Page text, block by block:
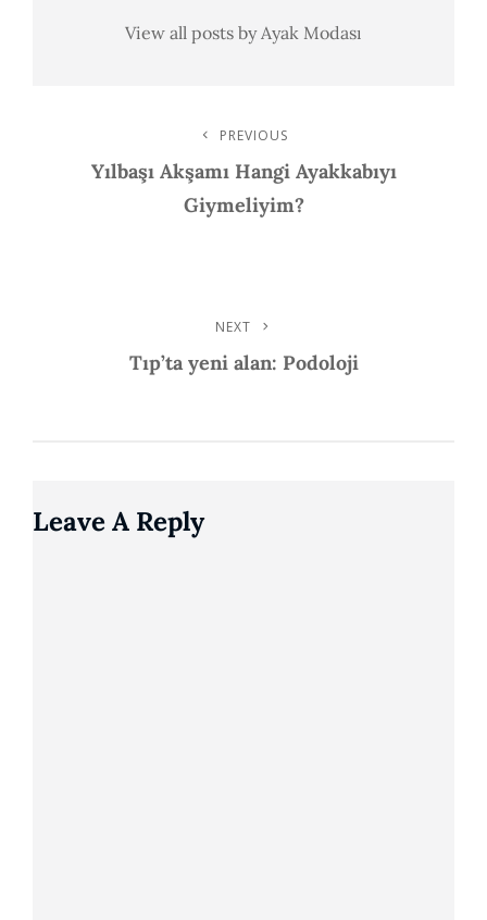
View all posts by Ayak Modası
Navigation
PREVIOUS
Yılbaşı Akşamı Hangi Ayakkabıyı
Giymeliyim?
NEXT
Tıp’ta yeni alan: Podoloji
Leave A Reply